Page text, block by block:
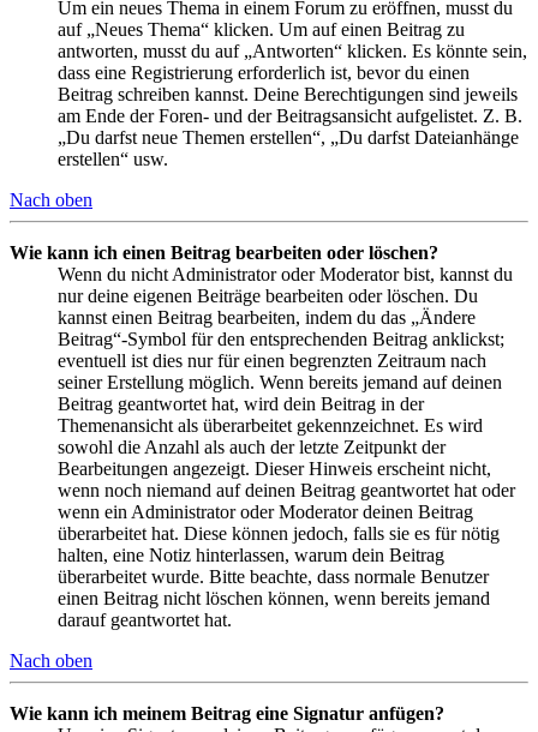
Um ein neues Thema in einem Forum zu eröffnen, musst du
auf „Neues Thema“ klicken. Um auf einen Beitrag zu
antworten, musst du auf „Antworten“ klicken. Es könnte sein,
dass eine Registrierung erforderlich ist, bevor du einen
Beitrag schreiben kannst. Deine Berechtigungen sind jeweils
am Ende der Foren- und der Beitragsansicht aufgelistet. Z. B.
„Du darfst neue Themen erstellen“, „Du darfst Dateianhänge
erstellen“ usw.
Nach oben
Wie kann ich einen Beitrag bearbeiten oder löschen?
Wenn du nicht Administrator oder Moderator bist, kannst du
nur deine eigenen Beiträge bearbeiten oder löschen. Du
kannst einen Beitrag bearbeiten, indem du das „Ändere
Beitrag“-Symbol für den entsprechenden Beitrag anklickst;
eventuell ist dies nur für einen begrenzten Zeitraum nach
seiner Erstellung möglich. Wenn bereits jemand auf deinen
Beitrag geantwortet hat, wird dein Beitrag in der
Themenansicht als überarbeitet gekennzeichnet. Es wird
sowohl die Anzahl als auch der letzte Zeitpunkt der
Bearbeitungen angezeigt. Dieser Hinweis erscheint nicht,
wenn noch niemand auf deinen Beitrag geantwortet hat oder
wenn ein Administrator oder Moderator deinen Beitrag
überarbeitet hat. Diese können jedoch, falls sie es für nötig
halten, eine Notiz hinterlassen, warum dein Beitrag
überarbeitet wurde. Bitte beachte, dass normale Benutzer
einen Beitrag nicht löschen können, wenn bereits jemand
darauf geantwortet hat.
Nach oben
Wie kann ich meinem Beitrag eine Signatur anfügen?